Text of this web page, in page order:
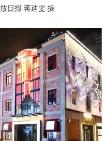
日报 蒋迪雯 摄